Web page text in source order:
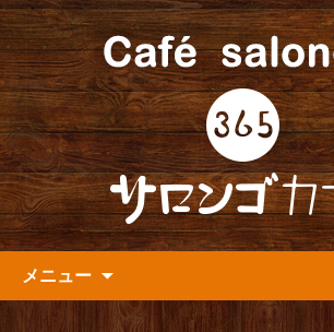
人形町の『365(サロ
ェ』よりお知らせ
人形町の音楽カフェ『
最新情報をお届けします
メニュー